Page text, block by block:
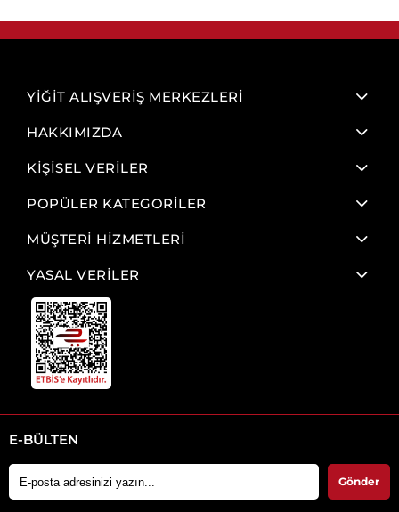
YİĞİT ALIŞVERİŞ MERKEZLERİ
HAKKIMIZDA
KİŞİSEL VERİLER
POPÜLER KATEGORİLER
MÜŞTERİ HİZMETLERİ
YASAL VERİLER
E-BÜLTEN
Gönder